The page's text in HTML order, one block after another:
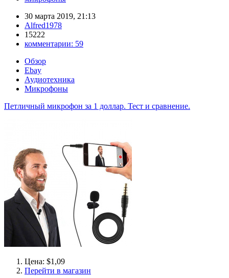
30 марта 2019, 21:13
Alfred1978
15222
комментарии: 59
Обзор
Ebay
Аудиотехника
Микрофоны
Петличный микрофон за 1 доллар. Тест и сравнение.
Цена: $1,09
Перейти в магазин